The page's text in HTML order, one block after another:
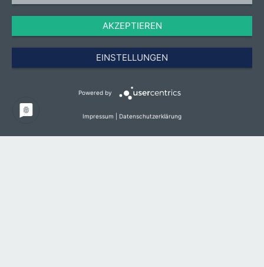
AKZEPTIEREN
EINSTELLUNGEN
Powered by
Impressum Datenschutzerklärung